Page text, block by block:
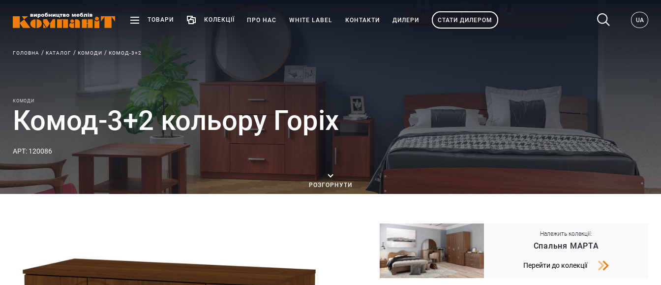
ТОВАРИ КОЛЕКЦІЇ ПРО НАС WHITE LABEL КОНТАКТИ ДИЛЕРИ СТАТИ ДИЛЕРОМ UA
ГОЛОВНА КАТАЛОГ КОМОДИ КОМОД-3+2
КОМОДИ
Комод-3+2 кольору Горіх
АРТ: 120086
РОЗГОРНУТИ
Належить колекції:
Спальня МАРТА
Перейти до колекції